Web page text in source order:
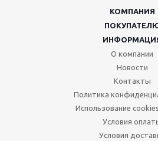
КОМПАНИЯ
О компании
Новости
Контакты
Политика
Использование
Условия
Условия